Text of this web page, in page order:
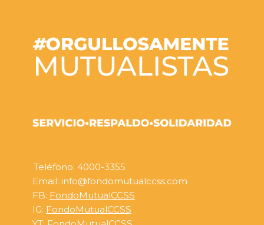
Teléfono: 4000-3355
Email: info@fondomutualccss.com
FB: FondoMutualCCSS
IG: FondoMutualCCSS